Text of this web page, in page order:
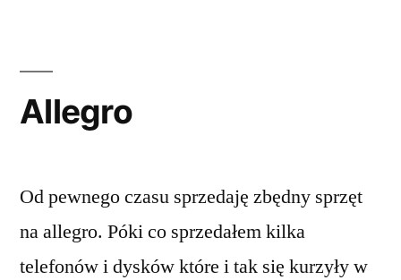
Allegro
Od pewnego czasu sprzedaję zbędny sprzęt
na allegro. Póki co sprzedałem kilka
telefonów i dysków które i tak się kurzyły w